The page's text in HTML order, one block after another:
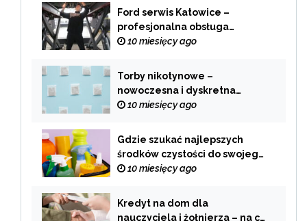
Ford serwis Katowice –
profesjonalna obsługa
Twojego samochodu
10 miesięcy ago
Torby nikotynowe –
nowoczesna i dyskretna
alternatywa dla tradycyjnego
10 miesięcy ago
Gdzie szukać najlepszych
środków czystości do swojego
domu?
10 miesięcy ago
Kredyt na dom dla
nauczyciela i żołnierza – na co